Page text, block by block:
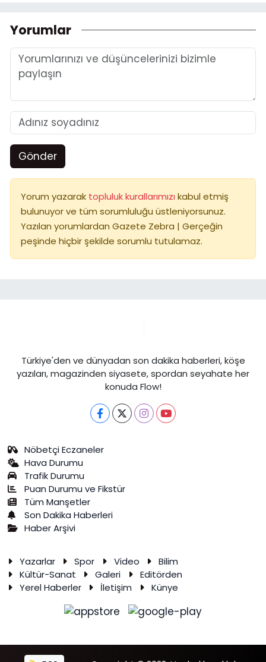
Yorumlar
Gönder
Yorum yazarak topluluk kurallarımızı kabul etmiş
bulunuyor ve tüm sorumluluğu üstleniyorsunuz.
Yazılan yorumlardan Gazete Zebra | Gerçeğin
peşinde hiçbir şekilde sorumlu tutulamaz.
Türkiye'den ve dünyadan son dakika haberleri, köşe
yazıları, magazinden siyasete, spordan seyahate her
konuda Flow!
Nöbetçi Eczaneler
Hava Durumu
Trafik Durumu
Puan Durumu ve Fikstür
Tüm Manşetler
Son Dakika Haberleri
Haber Arşivi
Yazarlar Spor Video
Bilim
Kültür-Sanat
Galeri
Editörden
Yerel Haberler
İletişim Künye